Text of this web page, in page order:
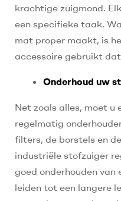
krachtige zuigmond.
een specifieke taak.
mat proper maakt, is
accessoire gebruikt
Onderhoud uw
Net zoals alles, moet u
regelmatig
filters, de borstels en
industriële stofzuiger
goed onderhouden van
leiden tot een langere